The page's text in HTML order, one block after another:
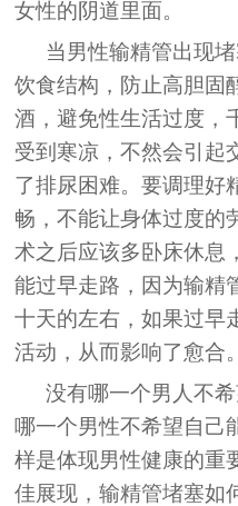
女性的阴道里面。
当男性输精管出现
饮食结构，防止高胆固
酒，避免性生活过度，
受到寒凉，不然会引起
了排尿困难。要调理好
畅，不能让身体过度的
术之后应该多卧床休息
能过早走路，因为输精
十天的左右，如果过早
活动，从而影响了愈合。
没有哪一个男人不
哪一个男性不希望自己
样是体现男性健康的重
佳展现，输精管堵塞如